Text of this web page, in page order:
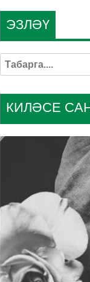
КИЛӘСЕ
ЭЗЛӘҮ